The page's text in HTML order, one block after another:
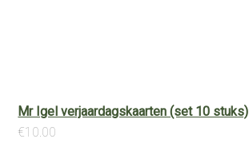
Mr Igel verjaardagskaarten (set 10 stuks)
€10.00